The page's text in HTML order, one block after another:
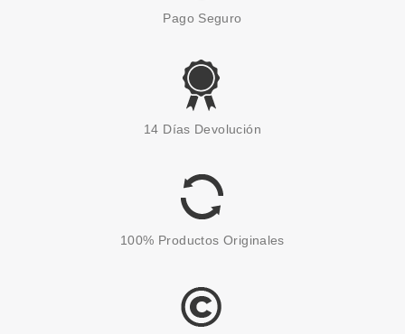
Pago Seguro
14 Días Devolución
100% Productos Originales